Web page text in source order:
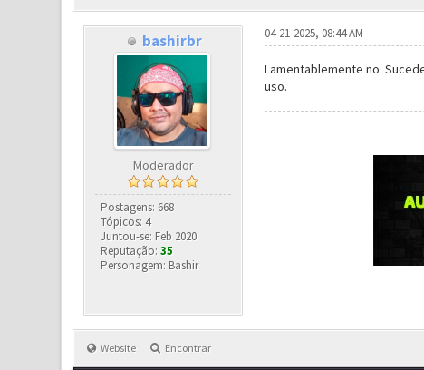
bashirbr
Moderador
Postagens: 668
Tópicos: 4
Juntou-se: Feb 2020
Reputação:35
Personagem: Bashir
04-21-2025, 08:44 AM
Lamentablemente no.
uso.
Website Encontrar